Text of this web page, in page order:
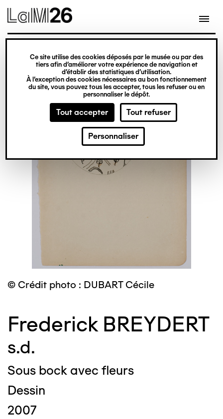
Gestion des cookies
Ce site utilise des cookies déposés par le musée ou par des
tiers afin d’améliorer votre expérience de navigation et
d’établir des statistiques d’utilisation.
À l’exception des cookies nécessaires au bon fonctionnement
du site, vous pouvez tous les accepter, tous les refuser ou en
personnaliser le dépôt.
Tout accepter Tout refuser
Personnaliser
contenu
© Crédit photo : DUBART Cécile
Frederick BREYDERT
s.d.
Sous bock avec fleurs
Dessin
2007